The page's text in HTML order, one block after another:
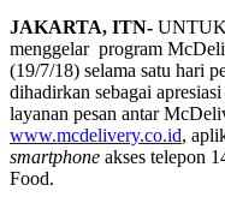
JAKARTA, ITN- UNTUK
menggelar program
(19/7/18) selama satu hari
dihadirkan sebagai
layanan pesan antar
www.mcdelivery.co.id,
smartphone akses telepon
Food.